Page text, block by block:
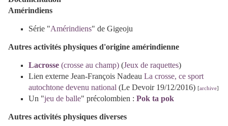
Amérindiens
Série "Amérindiens" de Gigeoju
Autres activités physiques d'origine amérindienne
Lacrosse (crosse au champ) (Jeux de raquettes)
Lien externe Jean-François Nadeau La crosse, ce sport
autochtone devenu national (Le Devoir 19/12/2016) [archive]
Un "jeu de balle" précolombien : Pok ta pok
Autres activités physiques diverses